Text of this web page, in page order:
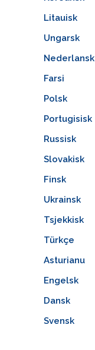
Litauisk
Ungarsk
Nederlansk
Farsi
Polsk
Portugisisk
Russisk
Slovakisk
Finsk
Ukrainsk
Tsjekkisk
Türkçe
Asturianu
Engelsk
Dansk
Svensk